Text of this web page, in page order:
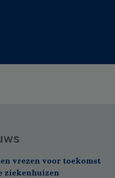
vrezen voor toekomst
ziekenhuizen